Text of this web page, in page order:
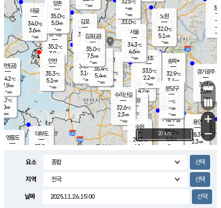
의도
℃
m/s
mm
영흥도
과천
31.3℃
4.2m/s
- mm
용인
28.3℃
2.3m/s
경기광주
30.1℃
2.0m/s
-mm
5.5m/s
대부도
25.0
경서동
35.2℃
3.9m/s
-mm
-mm
대곶
34.0℃
3.6m/s
-mm
창
-
-m/
-
의왕
- ℃
m/s
mm
김포
34.6℃
-m/s
mm
광명
34.9 ℃
2.6 m/s
-mm
부천
34.9℃
3.1 m/s
-mm
양촌
35.0℃
5.0m/s
-mm
구로
35.4℃
5.4m/s
-mm
은평
33.0℃
2.5 m/s
- mm
노원
32.0℃
5.1 m/s
-mm
송파*
32.9℃
3.4m/s
-mm
서초
33.5℃
2.2m/s
-mm
기흥구갈
30.2℃
4.4m/s
-
수리산길
32.6℃
2.3m/s
-mm
분당구
-℃
-m/s
-mm
32.5℃
-m/s
-mm
인천(공)
34.2℃
7.9m/s
-mm
김포(공)
35.0℃
7.5m/s
-mm
수원
29.3℃
6.1 m/s
인천
35.3℃
5.1 m/s
-mm
서울
34.3℃
4.6m/s
-mm
+
−
20 km
요소
지역
날짜